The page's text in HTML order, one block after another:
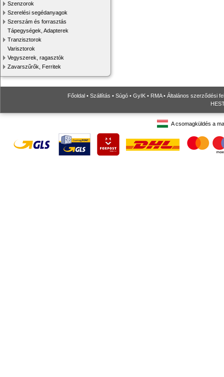
Szenzorok
Szerelési segédanyagok
Szerszám és forrasztás
Tápegységek, Adapterek
Tranzisztorok
Varisztorok
Vegyszerek, ragasztók
Zavarszűrők, Ferritek
Főoldal • Szállítás • Súgó • GyIK • RMA• Általános szerződési
A csomagküldés a